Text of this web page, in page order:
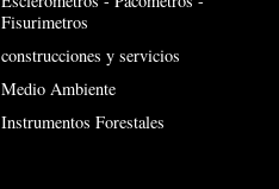
Fisurimetros
construcciones y servicios
Medio Ambiente
Instrumentos Forestales